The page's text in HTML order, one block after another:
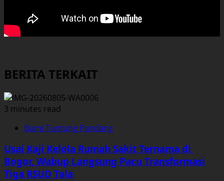
BERITA TERKAIT
3 minutes read
Bumi Tuntung Pandang
Usai Kaji Kelola Rumah Sakit Ternama di
Bogor, Wabup Langsung Pacu Transformasi
Tiga RSUD Tala